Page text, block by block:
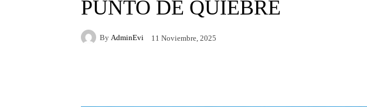
PUNTO DE QUIEBRE
By AdminEvi 11 Noviembre, 2025